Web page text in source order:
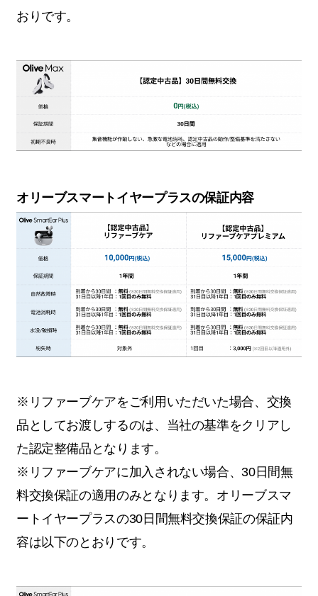
おりです。
オリーブスマートイヤープラスの保証内容
※リファーブケアをご利用いただいた場合、交換
品としてお渡しするのは、当社の基準をクリアし
た認定整備品となります。
※リファーブケアに加入されない場合、30日間無
料交換保証の適用のみとなります。オリーブスマ
ートイヤープラスの30日間無料交換保証の保証内
容は以下のとおりです。